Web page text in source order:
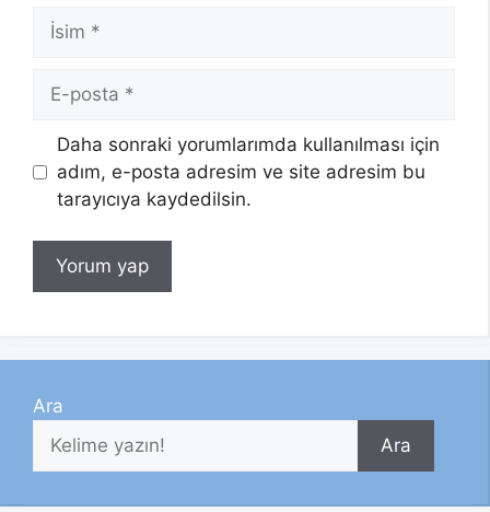
İsim
posta
Daha sonraki yorumlarımda kullanılması için
adım, e-posta adresim ve site adresim bu
tarayıcıya kaydedilsin.
Ara
Ara